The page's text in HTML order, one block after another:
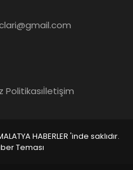
Politikasıİletişim
HABERLER 'inde saklıdır.
Teması